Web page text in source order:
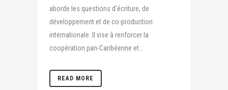
aborde les questions d'écriture, de
développement et de co-production
internationale. Il vise à renforcer la
coopération pan-Caribéenne et...
READ MORE